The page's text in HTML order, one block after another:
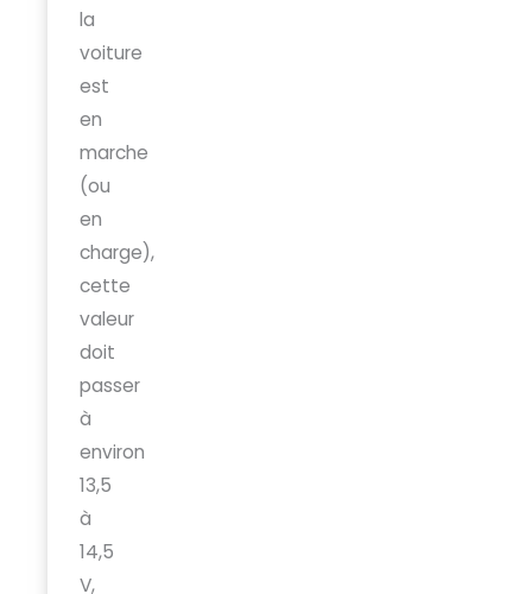
la
voiture
est
en
marche
(ou
en
charge),
cette
valeur
doit
passer
à
environ
13,5
à
14,5
V,